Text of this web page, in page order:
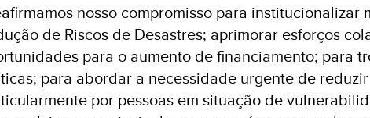
nosso compromisso para institucionalizar
de Riscos de Desastres; aprimorar esforços
para o aumento de financiamento; para
para abordar a necessidade urgente de
por pessoas em situação de